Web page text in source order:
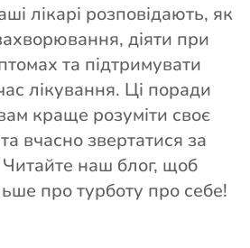
лікарі розповідають, як
діяти при
та підтримувати
лікування. Ці поради
краще розуміти своє
вчасно звертатися за
наш блог, щоб
про турботу про себе!